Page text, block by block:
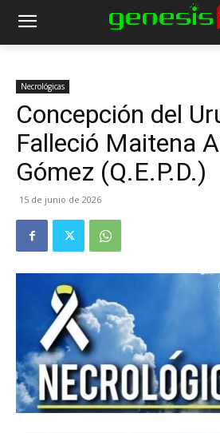
Necrológicas
Concepción del
Falleció Maitena
Gómez (Q.E.P.D.)
15 de junio de 2026